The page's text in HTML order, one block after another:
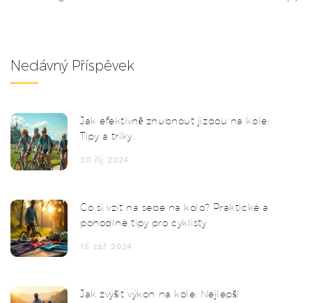
Nedávný Příspěvek
Jak efektivně zhubnout jízdou na kole:
Tipy a triky
30 říj 2024
Co si vzít na sebe na kolo? Praktické a
pohodlné tipy pro cyklisty
15 zář 2024
Jak zvýšit výkon na kole: Nejlepší